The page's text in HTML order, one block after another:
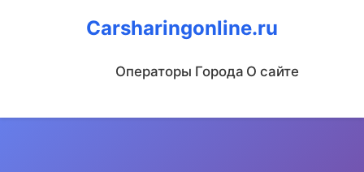
Carsharingonline.ru
Операторы Города О сайте